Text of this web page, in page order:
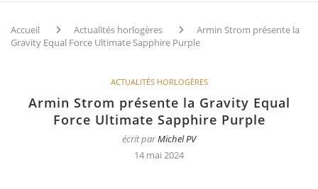
Accueil Actualités horlogères
Armin Strom présente la
Gravity Equal Force Ultimate Sapphire Purple
ACTUALITÉS HORLOGÈRES
Armin Strom présente la Gravity Equal
Force Ultimate Sapphire Purple
écrit parMichel PV
14 mai 2024